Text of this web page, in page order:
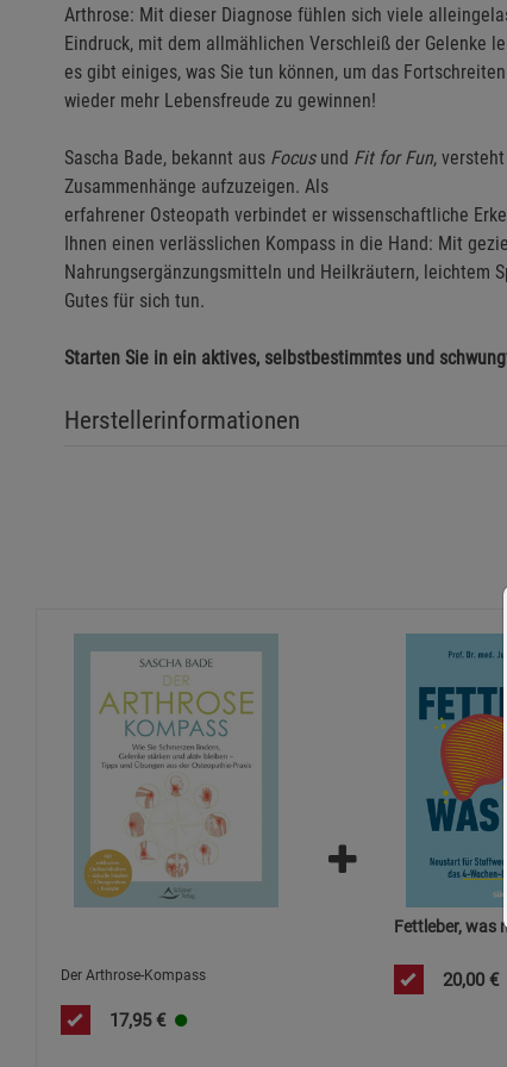
Arthrose: Mit dieser Diagnose fühlen sich viele
Eindruck, mit dem allmählichen Verschleiß der Gelenke
es gibt einiges, was Sie tun können, um das
wieder mehr Lebensfreude zu gewinnen!
Sascha Bade, bekannt aus Focusund Fit for Fun,
Zusammenhänge aufzuzeigen. Als
erfahrener Osteopath verbindet er wissenschaftliche
Ihnen einen verlässlichen Kompass in die Hand: Mit
Nahrungsergänzungsmitteln und Heilkräutern, leichtem
Gutes für sich tun.
Starten Sie in ein aktives, selbstbestimmtes und
Herstellerinformationen
Der Arthrose-Kompass
17,95 €
Fettleber, was
20,00 €